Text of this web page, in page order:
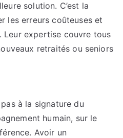
solution. C’est la
les erreurs coûteuses et
Leur expertise couvre tous
retraités ou seniors
à la signature du
humain, sur le
Avoir un